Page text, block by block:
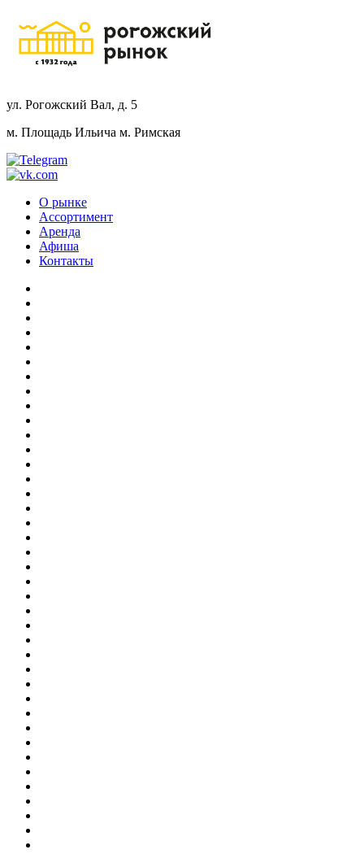
ул. Рогожский Вал, д. 5
м. Площадь Ильича м. Римская
О рынке
Ассортимент
Аренда
Афиша
Контакты